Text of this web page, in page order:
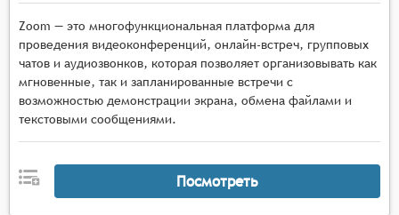
Zoom — это многофункциональная платформа для
проведения видеоконференций, онлайн-встреч, групповых
чатов и аудиозвонков, которая позволяет организовывать как
мгновенные, так и запланированные встречи с
возможностью демонстрации экрана, обмена файлами и
текстовыми сообщениями.
Посмотреть